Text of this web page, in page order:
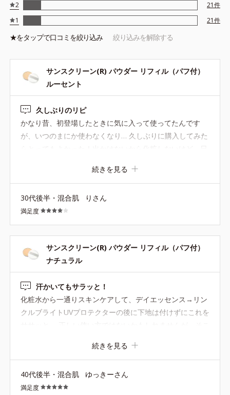
ルヘキシルトリアゾン *5：ブドウ果実エキス、ヒアルロン酸Na
※アレルギーテスト済＝全ての方にアレルギーが起こらないという
ことではありません。
2
21件
1
21件
★をタップで口コミを絞り込み 絞り込みを解除する
サンスクリーン(R) パウダー リフィル（パフ付）
ルーセント
久しぶりのリピ
かなり昔、初登場したときに気に入って使ってたんです
が、いつのまにか使わなくなり… 久しぶりに購入してみた
でパウダーで抑えたいのですが…意地でも色付きは使いた
くない…ってことでオルビスじゃないブランドのつけたま
ま寝てもオッケーなプレストパウダーを使っていました。
が、白浮きが気になりました。 以前こちらのパウダーを使
っていた時は、色白だったのでパープルを使っていました
が、日焼けとともに白浮きして使わなくなり…今回思いき
ってルーセントにしたらハマり色でした！ ほぼ色つかない
のに白浮きしない。悔しいのがピーチネクターが購入数日
由はとにかくケースがテンション上がらないことです。こ
れも昔使用中止してしまった理由です。他に替えのきくケ
ースもなし。ルシェルシェみたいな可愛いケースや、せめ
続きを見る
30代後半・混合肌 りさん
満足度
サンスクリーン(R) パウダー リフィル（パフ付）
ナチュラル
汗かいてもサラッと！
化粧水から一通りスキンケアして、デイエッセンス→リン
クルブライトUVプロテクターの後に下地は付けずにこれを
す。 汗かいてもサラサラ。 汗を抑えてるのかなと思うく
らいでびっくりです。
続きを見る
40代後半・混合肌 ゆっきーさん
満足度